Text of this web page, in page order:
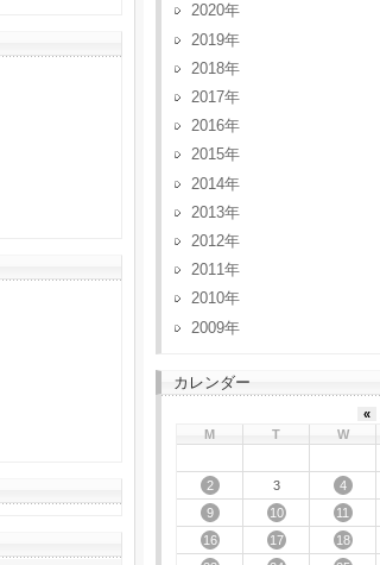
2020
2019
2018
2017
2016
2015
2014
2013
2012
2011
2010
2009
カレンダー
«
M
T W
2
3 4
9
10 11
16
17 18